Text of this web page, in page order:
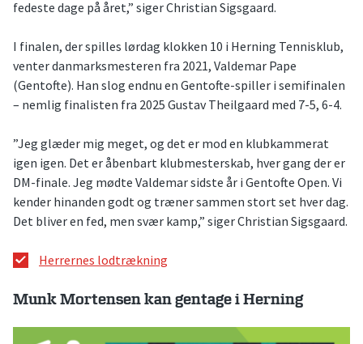
fedeste dage på året,” siger Christian Sigsgaard.
I finalen, der spilles lørdag klokken 10 i Herning Tennisklub,
venter danmarksmesteren fra 2021, Valdemar Pape
(Gentofte). Han slog endnu en Gentofte-spiller i semifinalen
– nemlig finalisten fra 2025 Gustav Theilgaard med 7-5, 6-4.
”Jeg glæder mig meget, og det er mod en klubkammerat
igen igen. Det er åbenbart klubmesterskab, hver gang der er
DM-finale. Jeg mødte Valdemar sidste år i Gentofte Open. Vi
kender hinanden godt og træner sammen stort set hver dag.
Det bliver en fed, men svær kamp,” siger Christian Sigsgaard.
Herrernes lodtrækning
Munk Mortensen kan gentage i Herning